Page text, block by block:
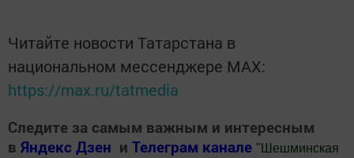
Читайте новости Татарстана в
национальном мессенджере MАХ:
https://max.ru/tatmedia
Следите за самым важным и интересным
в Яндекс Дзен и Телеграм канале " Шешминская